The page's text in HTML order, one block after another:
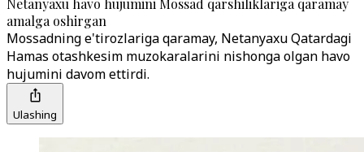
Netanyaxu havo hujumini Mossad qarshiliklariga qaramay
amalga oshirgan
Mossadning e'tirozlariga qaramay, Netanyaxu Qatardagi
Hamas otashkesim muzokaralarini nishonga olgan havo
hujumini davom ettirdi.
Ulashing